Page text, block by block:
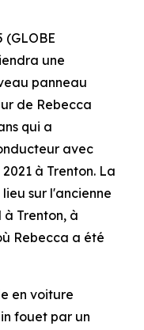
(GLOBE
une
panneau
de Rebecca
qui a
avec
à Trenton. La
sur l'ancienne
à Trenton, à
Rebecca a été
en voiture
fouet par un